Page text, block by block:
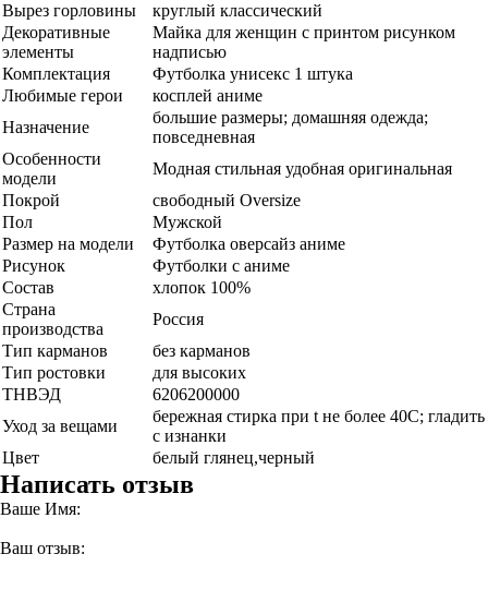
Вырез горловины
круглый классический
Декоративные
элементы
Майка для женщин с принтом рисунком
надписью
Комплектация
Футболка унисекс 1 штука
Любимые герои
косплей аниме
Назначение
большие размеры; домашняя одежда;
повседневная
Особенности
модели
Модная стильная удобная оригинальная
Покрой
свободный Oversize
Пол
Мужской
Размер на модели
Футболка оверсайз аниме
Рисунок
Футболки с аниме
Состав
хлопок 100%
Страна
производства
Россия
Тип карманов
без карманов
Тип ростовки
для высоких
ТНВЭД
6206200000
Уход за вещами
бережная стирка при t не более 40С; гладить
с изнанки
Цвет
белый глянец,черный
Написать отзыв
Ваше Имя:
Ваш отзыв: